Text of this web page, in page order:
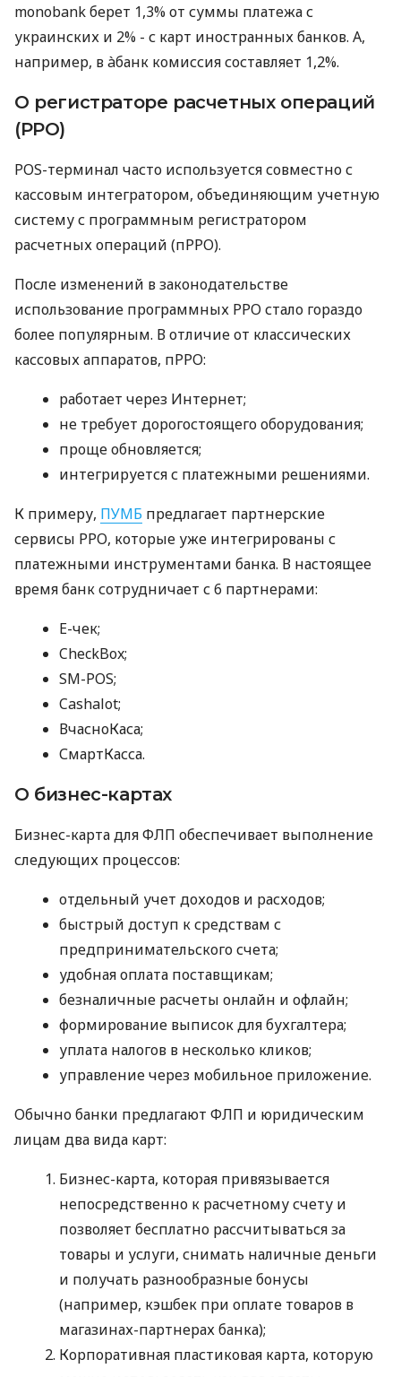
monobank берет 1,3% от суммы платежа с
украинских и 2% - с карт иностранных банков. А,
например, в àбанк комиссия составляет 1,2%.
О регистраторе расчетных операций
(РРО)
POS-терминал часто используется совместно с
кассовым интегратором, объединяющим учетную
систему с программным регистратором
расчетных операций (пРРО).
После изменений в законодательстве
использование программных РРО стало гораздо
более популярным. В отличие от классических
кассовых аппаратов, пРРО:
работает через Интернет;
не требует дорогостоящего оборудования;
проще обновляется;
интегрируется с платежными решениями.
К примеру, ПУМБ предлагает партнерские
сервисы РРО, которые уже интегрированы с
платежными инструментами банка. В настоящее
время банк сотрудничает с 6 партнерами:
E-чек;
CheckBox;
SM-POS;
Cashalot;
ВчасноКаса;
СмартКасса.
О бизнес-картах
Бизнес-карта для ФЛП обеспечивает выполнение
следующих процессов:
отдельный учет доходов и расходов;
быстрый доступ к средствам с
предпринимательского счета;
удобная оплата поставщикам;
безналичные расчеты онлайн и офлайн;
формирование выписок для бухгалтера;
уплата налогов в несколько кликов;
управление через мобильное приложение.
Обычно банки предлагают ФЛП и юридическим
лицам два вида карт:
Бизнес-карта, которая привязывается
непосредственно к расчетному счету и
позволяет бесплатно рассчитываться за
товары и услуги, снимать наличные деньги
и получать разнообразные бонусы
(например, кэшбек при оплате товаров в
магазинах-партнерах банка);
Корпоративная пластиковая карта, которую